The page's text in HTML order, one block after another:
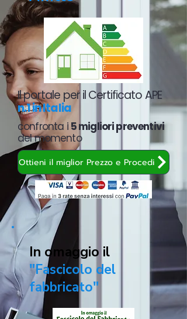
Il portale per il Certificato APE
n.1 in Italia
confronta i 5 migliori preventivi
del momento
Ottieni il miglior Prezzo e Procedi
In omaggio il
"Fascicolo del
fabbricato"